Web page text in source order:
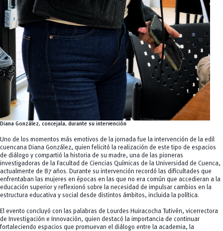
Diana González, concejala, durante su intervención
Uno de los momentos más emotivos de la jornada fue la intervención de la edil
cuencana Diana González, quien felicitó la realización de este tipo de espacios
de diálogo y compartió la historia de su madre, una de las pioneras
investigadoras de la Facultad de Ciencias Químicas de la Universidad de Cuenca,
actualmente de 87 años. Durante su intervención recordó las dificultades que
enfrentaban las mujeres en épocas en las que no era común que accedieran a la
educación superior y reflexionó sobre la necesidad de impulsar cambios en la
estructura educativa y social desde distintos ámbitos, incluida la política.
El evento concluyó con las palabras de Lourdes Huiracocha Tutivén, vicerrectora
de Investigación e Innovación, quien destacó la importancia de continuar
fortaleciendo espacios que promuevan el diálogo entre la academia, la